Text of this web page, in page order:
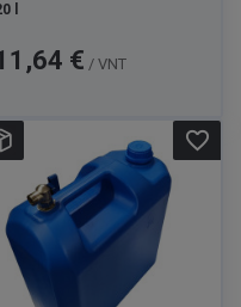
l
€ / VNT
favorite_border